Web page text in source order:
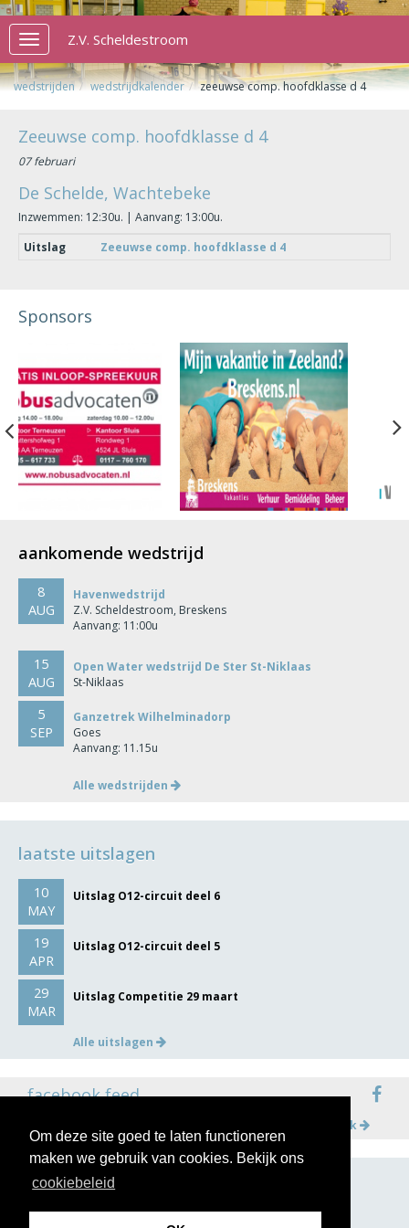
Om deze site goed te laten functioneren
maken we gebruik van cookies. Bekijk ons
cookiebeleid
Toggle
navigation
Z.V. Scheldestroom
wedstrijden wedstrijdkalender zeeuwse comp. hoofdklasse d 4
Zeeuwse comp. hoofdklasse d 4
07 februari
De Schelde, Wachtebeke
Inzwemmen: 12:30u. | Aanvang: 13:00u.
Uitslag
Zeeuwse comp. hoofdklasse d 4
Sponsors
Previous
aankomende wedstrijd
8
AUG
Havenwedstrijd
Z.V. Scheldestroom, Breskens
Aanvang: 11:00u
15
AUG
Open Water wedstrijd De Ster St-Niklaas
St-Niklaas
5
SEP
Ganzetrek Wilhelminadorp
Goes
Aanvang: 11.15u
Alle wedstrijden
laatste uitslagen
10
MAY
Uitslag O12-circuit deel 6
19
APR
Uitslag O12-circuit deel 5
29
MAR
Uitslag Competitie 29 maart
Alle uitslagen
facebook feed
Meer op facebook
volg ons op